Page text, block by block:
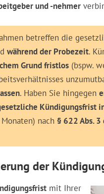
und -nehmer
betreffen die
während der Probezeit.
Grund fristlos (bspw.
. Haben Sie hingegen
Kündigungsfrist
nach § 622 Abs. 3
der
mit Ihrer